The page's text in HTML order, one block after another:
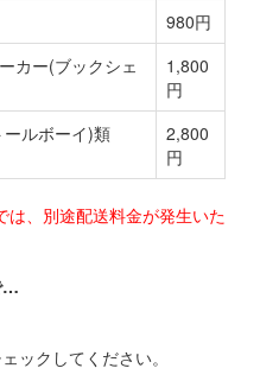
980円
カー(ブックシェ
1,800
円
ルボーイ)類
2,800
円
は、別途配送料金が発生いた
…
ックしてください。